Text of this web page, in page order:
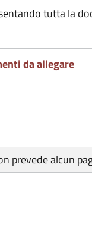
tutta la
da allegare
prevede alcun